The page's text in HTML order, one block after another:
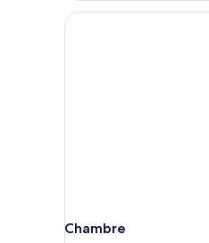
Chambre